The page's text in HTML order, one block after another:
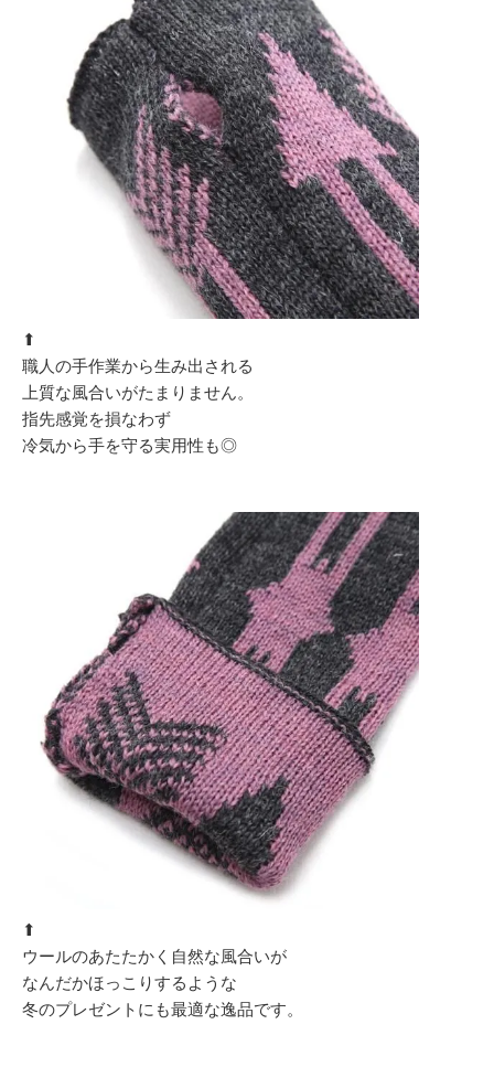
⬆︎
職人の手作業から生み出される
上質な風合いがたまりません。
指先感覚を損なわず
冷気から手を守る実用性も◎
⬆︎
ウールのあたたかく自然な風合いが
なんだかほっこりするような
冬のプレゼントにも最適な逸品です。